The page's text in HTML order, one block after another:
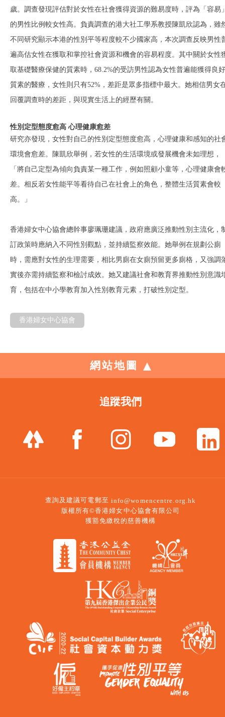
歲。調查發現評估對於女性在社會獲得資源的難易度時，評為「容易
的男性比例較女性高。負責調查的港大社工學系教授陳凱欣認為，雖
不同研究顯示本港的性別平等程度較不少國家高，本次調查反映男性
遍高估女性在獲取和掌控社會資源和機會的容易程度。其中關於女性
取基礎醫療保健的質素時，68.2%的受訪男性認為女性普遍能獲得良好
質素的醫療，女性則只有52%，差距是眾多指標中最大。她相信男女
回覆調查時的差距，與現實生活上的經歷有關。
性別定型態度愈高 心理健康愈差
研究亦發現，女性對自己的性別定型態度愈高，心理健康和感知的社
環境會愈差。陳凱欣舉例，若女性的生活環境或發展機會未如理想，
「將自己定型為傾向負責某一種工作，例如照顧小童等，心理健康會
差。相反若女性能平等看待自己在社會上的角色，整體生活質素會較
高。」
香港婦女中心協會總幹事廖珮珊建議，政府應廣泛推動性別主流化，
訂政策時應納入不同性別觀點，並持續監察效能。她舉例在規劃公廁
時，需應對女性的生理需要，相比男廁在女廁預留更多廁格，又強調
實後亦需持續監察和檢討成效。她又建議社會和教育界推動性別意識
育，包括在中小學教育加入性別教育元素，打破性別定型。
香港婦女中心協會
網站地圖
追蹤我們
查詢及建議可電郵至 info@womencentre.org.hk
版權所有©香港婦女中心協會有限公司
獲豁免繳稅的慈善機構